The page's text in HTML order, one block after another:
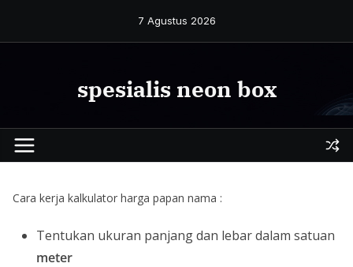
7 Agustus 2026
spesialis neon box
Cara kerja kalkulator harga papan nama :
Tentukan ukuran panjang dan lebar dalam satuan
meter